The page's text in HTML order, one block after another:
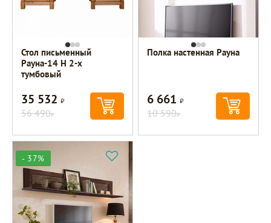
Стол письменный
Рауна-14 Н 2-х
тумбовый
35 532Р
56 490Р
Полка настенная Рауна
6 661Р
10 590Р
- 37%